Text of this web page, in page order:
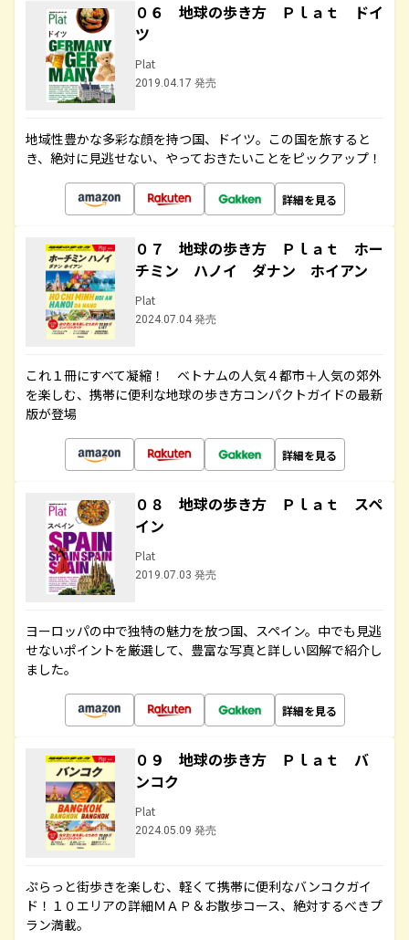
０６ 地球の歩き方 Ｐｌａｔ ドイ
ツ
Plat
2019.04.17 発売
地域性豊かな多彩な顔を持つ国、ドイツ。この国を旅すると
き、絶対に見逃せない、やっておきたいことをピックアップ！
詳細を見る
０７ 地球の歩き方 Ｐｌａｔ ホー
チミン ハノイ ダナン ホイアン
Plat
2024.07.04 発売
これ１冊にすべて凝縮！ ベトナムの人気４都市＋人気の郊外
を楽しむ、携帯に便利な地球の歩き方コンパクトガイドの最新
版が登場
詳細を見る
０８ 地球の歩き方 Ｐｌａｔ スペ
イン
Plat
2019.07.03 発売
ヨーロッパの中で独特の魅力を放つ国、スペイン。中でも見逃
せないポイントを厳選して、豊富な写真と詳しい図解で紹介し
ました。
詳細を見る
０９ 地球の歩き方 Ｐｌａｔ バ
ンコク
Plat
2024.05.09 発売
ぷらっと街歩きを楽しむ、軽くて携帯に便利なバンコクガイ
ド！１０エリアの詳細ＭＡＰ＆お散歩コース、絶対するべきプ
ラン満載。